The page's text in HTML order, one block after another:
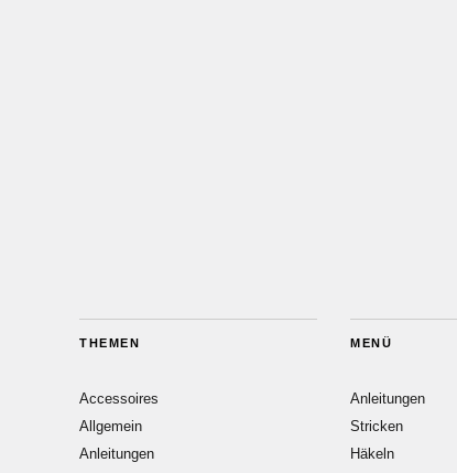
THEMEN
Accessoires
Allgemein
Anleitungen
MENÜ
Anleitungen
Stricken
Häkeln